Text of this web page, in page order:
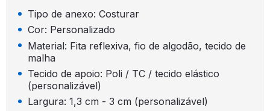
Tipo de anexo: Costurar
Cor: Personalizado
Material: Fita reflexiva, fio de algodão, tecido de
malha
Tecido de apoio: Poli / TC / tecido elástico
(personalizável)
Largura: 1,3 cm - 3 cm (personalizável)